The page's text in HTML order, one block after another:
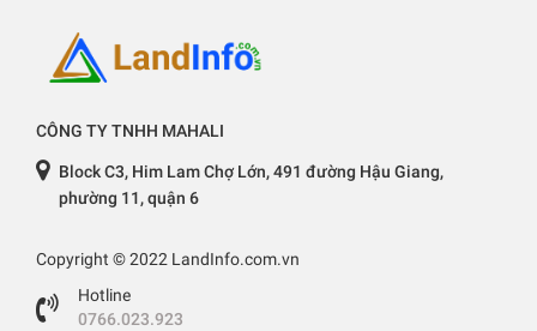
CÔNG TY TNHH MAHALI
Block C3, Him Lam Chợ Lớn, 491 đường Hậu Giang,
phường 11, quận 6
Copyright © 2022 LandInfo.com.vn
Hotline
0766.023.923